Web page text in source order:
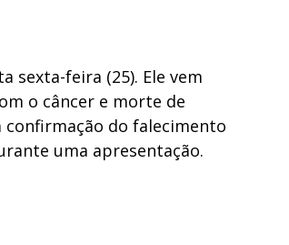
sexta-feira (25). Ele vem
o câncer e morte de
confirmação do falecimento
uma apresentação.